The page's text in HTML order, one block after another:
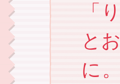
「
と
に